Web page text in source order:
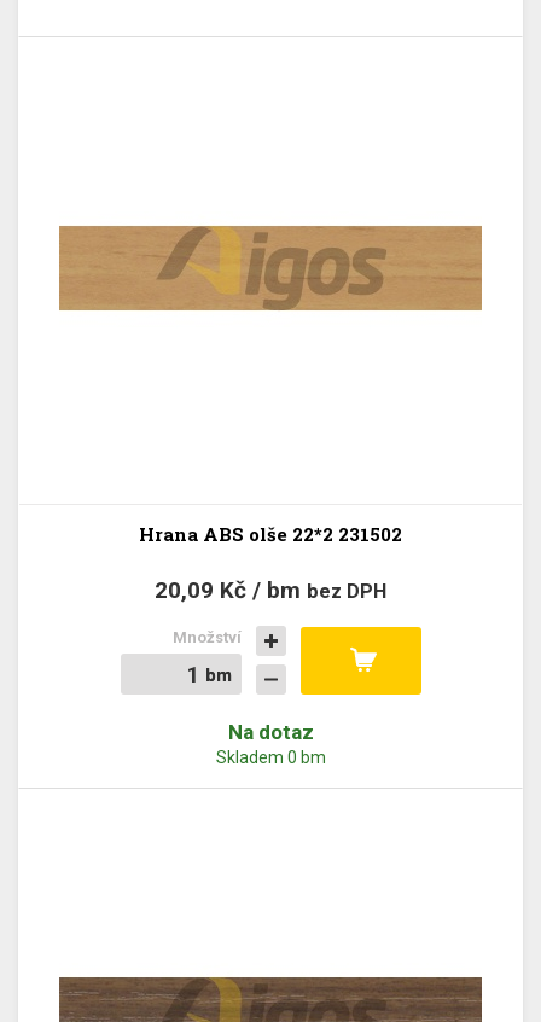
Hrana ABS olše 22*2 231502
20,09 Kč / bm bez DPH
bm
bm
Množství
Na dotaz
Skladem 0 bm